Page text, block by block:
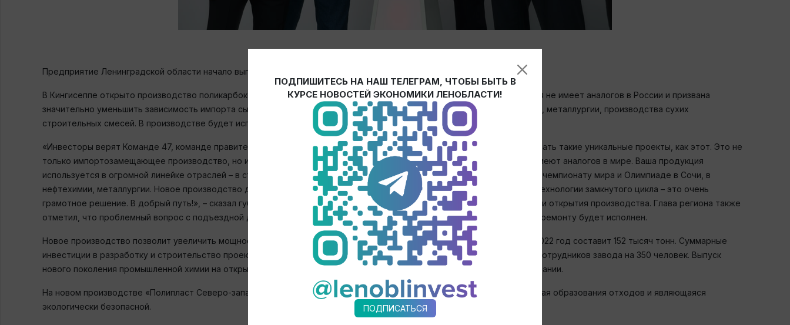
Предприятие Ленинградской области начало выпуск импортозамещающих химических добавок.
В Кингисеппе открыто производство поликарбоксилатов на предприятии «Полипласт Северо-запад». Новая продукция не имеет аналогов в России и призвана
значительно уменьшить зависимость импорта сырья в таких сегментах рынка, как производство бетона, нефтедобычи, металлургии, производства сухих
строительных смесей. В производстве будет использоваться только российское сырье.
«Инвесторы верят Команде 47, команде правительства Ленинградской области, готовы с нами работать и реализовывать такие уникальные проекты, как этот. Это не
только импортозамещающее производство, но и экспортное. Технологии, которые будут использоваться здесь, не имеют аналогов в мире. Ваша продукция
используется в огромной линейке отраслей – в строительстве моста на Русский остров, ЗСД, стадионов и объектов к чемпионату мира и Олимпиаде в Сочи, в
нефтехимии, металлургии. Новое производство дает интересные высокооплачиваемые рабочие места и использует технологии замкнутого цикла – это очень
грамотное решение. В добрый путь!», – сказал губернатор Ленинградской области Александр Дрозденко на церемонии открытия производства. Глава региона также
отметил, что проблемный вопрос с подъездной дорогой к предприятию будет решен – до 30 октября контракт по ее ремонту будет исполнен.
Новое производство позволит увеличить мощности на 72 тысячи тонн продукции, таким образом, объем выпуска на 2022 год составит 152 тысяч тонн. Суммарные
инвестиции в разработку и строительство проекта составили 2,8 млрд рублей. Новое производство увеличило штат сотрудников завода на 350 человек. Выпуск
нового поколения промышленной химии на открываемом производстве значительно укрепит экспортные позиции компании.
На новом производстве «Полипласт Северо-запад» используется технология замкнутого цикла, не предусматривающая образования отходов и являющаяся
экологически безопасной.
ПОДПИШИТЕСЬ НА НАШ ТЕЛЕГРАМ, ЧТОБЫ БЫТЬ В
КУРСЕ НОВОСТЕЙ ЭКОНОМИКИ ЛЕНОБЛАСТИ!
ПОДПИСАТЬСЯ